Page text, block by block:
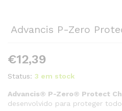
Advancis P-Zero
€12,39
Status: 3 em stock
Advancis® P-Zero® Protect
desenvolvido para proteger